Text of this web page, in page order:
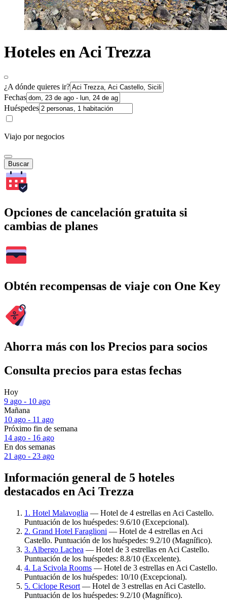
Hoteles en Aci Trezza
¿A dónde quieres ir?
Fechas
Huéspedes
Viajo por negocios
Buscar
Opciones de cancelación gratuita si
cambias de planes
Obtén recompensas de viaje con One Key
Ahorra más con los Precios para socios
Consulta precios para estas fechas
Hoy
9 ago - 10 ago
Mañana
10 ago - 11 ago
Próximo fin de semana
14 ago - 16 ago
En dos semanas
21 ago - 23 ago
Información general de 5 hoteles
destacados en Aci Trezza
1. Hotel Malavoglia — Hotel de 4 estrellas en Aci Castello.
Puntuación de los huéspedes: 9.6/10 (Excepcional).
2. Grand Hotel Faraglioni — Hotel de 4 estrellas en Aci
Castello. Puntuación de los huéspedes: 9.2/10 (Magnífico).
3. Albergo Lachea — Hotel de 3 estrellas en Aci Castello.
Puntuación de los huéspedes: 8.8/10 (Excelente).
4. La Scivola Rooms — Hotel de 3 estrellas en Aci Castello.
Puntuación de los huéspedes: 10/10 (Excepcional).
5. Ciclope Resort — Hotel de 3 estrellas en Aci Castello.
Puntuación de los huéspedes: 9.2/10 (Magnífico).